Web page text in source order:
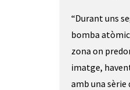
“Durant uns
bomba
zona on
imatge,
amb una sèrie